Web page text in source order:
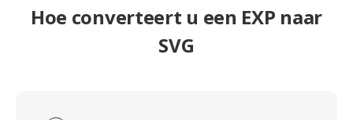
Hoe converteert u een EXP naar
SVG